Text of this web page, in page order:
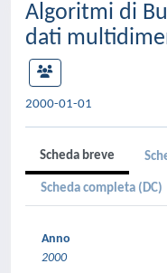
Algoritmi di
dati
2000-01-01
Scheda breve
Scheda completa (DC)
Anno
2000